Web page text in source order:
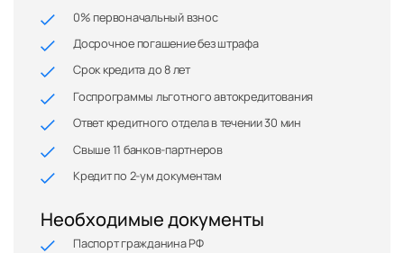
0% первоначальный взнос
Досрочное погашение без штрафа
Срок кредита до 8 лет
Госпрограммы льготного автокредитования
Ответ кредитного отдела в течении 30 мин
Свыше 11 банков-партнеров
Кредит по 2-ум документам
Необходимые документы
Паспорт гражданина РФ